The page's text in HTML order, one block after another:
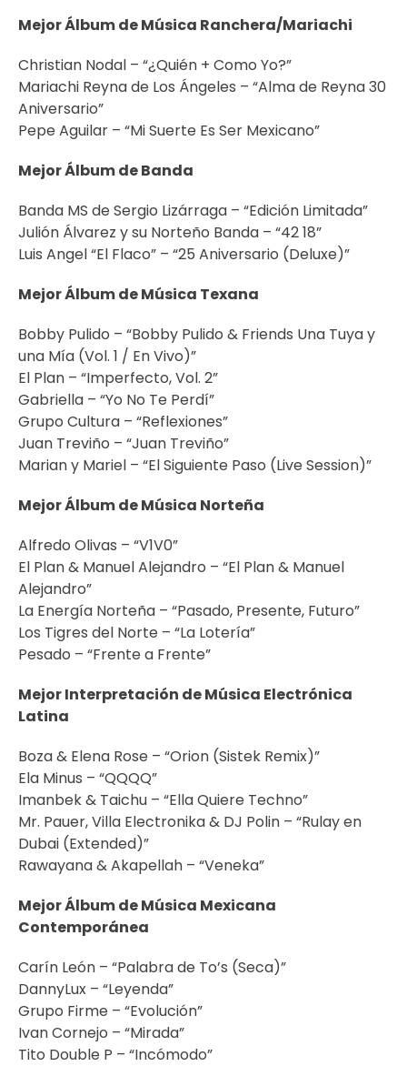
Mejor Álbum de Música Ranchera/Mariachi
Christian Nodal – “¿Quién + Como Yo?”
Mariachi Reyna de Los Ángeles – “Alma de Reyna 30
Aniversario”
Pepe Aguilar – “Mi Suerte Es Ser Mexicano”
Mejor Álbum de Banda
Banda MS de Sergio Lizárraga – “Edición Limitada”
Julión Álvarez y su Norteño Banda – “42 18”
Luis Angel “El Flaco” – “25 Aniversario (Deluxe)”
Mejor Álbum de Música Texana
Bobby Pulido – “Bobby Pulido & Friends Una Tuya y
una Mía (Vol. 1 / En Vivo)”
El Plan – “Imperfecto, Vol. 2”
Gabriella – “Yo No Te Perdí”
Grupo Cultura – “Reflexiones”
Juan Treviño – “Juan Treviño”
Marian y Mariel – “El Siguiente Paso (Live Session)”
Mejor Álbum de Música Norteña
Alfredo Olivas – “V1V0”
El Plan & Manuel Alejandro – “El Plan & Manuel
Alejandro”
La Energía Norteña – “Pasado, Presente, Futuro”
Los Tigres del Norte – “La Lotería”
Pesado – “Frente a Frente”
Mejor Interpretación de Música Electrónica
Latina
Boza & Elena Rose – “Orion (Sistek Remix)”
Ela Minus – “QQQQ”
Imanbek & Taichu – “Ella Quiere Techno”
Mr. Pauer, Villa Electronika & DJ Polin – “Rulay en
Dubai (Extended)”
Rawayana & Akapellah – “Veneka”
Mejor Álbum de Música Mexicana
Contemporánea
Carín León – “Palabra de To’s (Seca)”
DannyLux – “Leyenda”
Grupo Firme – “Evolución”
Ivan Cornejo – “Mirada”
Tito Double P – “Incómodo”